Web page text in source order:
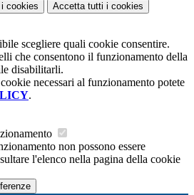
i cookies Accetta tutti i cookies
scegliere quali cookie consentire.
che consentono il funzionamento della
disabilitarli.
necessari al funzionamento potete
.
non possono essere
l'elenco nella pagina della cookie